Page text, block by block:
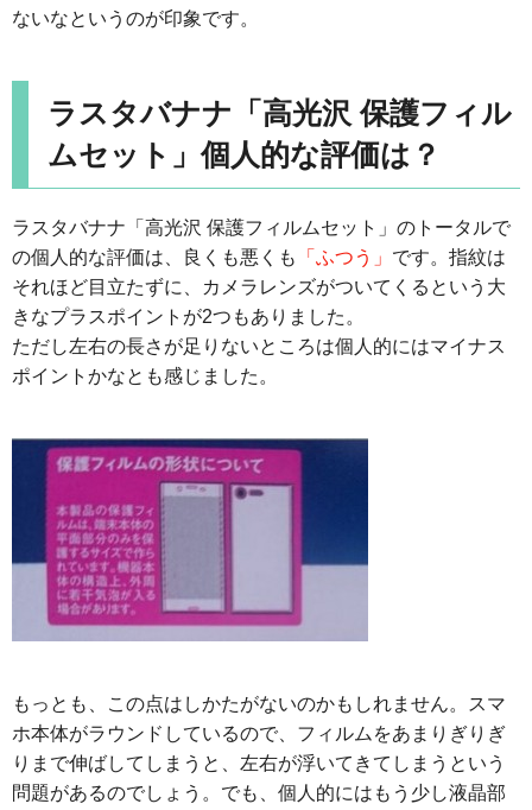
ないなというのが印象です。
ラスタバナナ「高光沢 保護フィル
ムセット」個人的な評価は？
ラスタバナナ「高光沢 保護フィルムセット」のトータルで
の個人的な評価は、良くも悪くも
「ふつう」 です。指紋は
それほど目立たずに、カメラレンズがついてくるという大
きなプラスポイントが2つもありました。
ただし左右の長さが足りないところは個人的にはマイナス
ポイントかなとも感じました。
もっとも、この点はしかたがないのかもしれません。スマ
ホ本体がラウンドしているので、フィルムをあまりぎりぎ
りまで伸ばしてしまうと、左右が浮いてきてしまうという
問題があるのでしょう。でも、個人的にはもう少し液晶部